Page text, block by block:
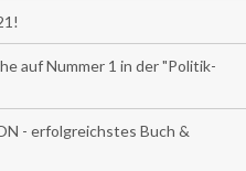
auf Nummer 1 in der "Politik-
- erfolgreichstes Buch &